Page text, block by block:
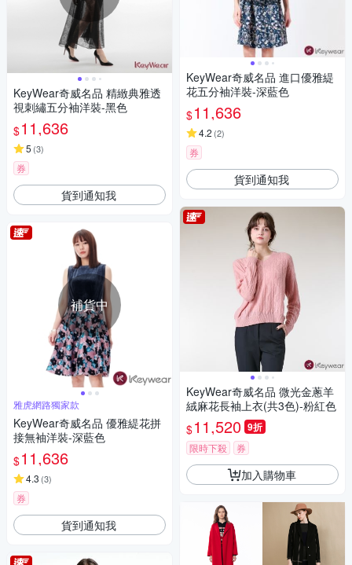
KeyWear奇威名品 精緻典雅透
視刺繡五分袖洋裝-黑色
$11,636
5 (3)
券
貨到通知我
補貨中
雅虎網路獨家款
KeyWear奇威名品 優雅緹花拼
接無袖洋裝-深藍色
$11,636
4.3 (3)
券
貨到通知我
KeyWear奇威名品 進口優雅緹
花五分袖洋裝-深藍色
$11,636
4.2 (2)
券
貨到通知我
KeyWear奇威名品 微光金蔥羊
絨麻花長袖上衣(共3色)-粉紅色
$11,520 9折
限時下殺 券
加入購物車